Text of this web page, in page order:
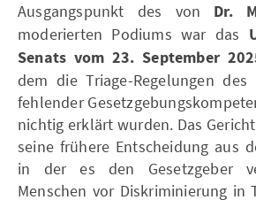
Ausgangspunkt des von Dr.
moderierten Podiums war das
Senats vom 23. September
dem die Triage-Regelungen
fehlender
nichtig erklärt wurden. Das
seine frühere Entscheidung aus
in der es den Gesetzgeber
Menschen vor Diskriminierung in